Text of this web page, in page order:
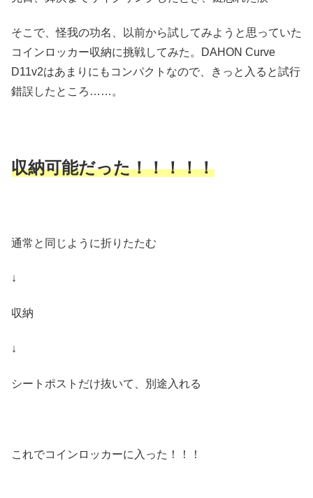
そこで、怪我の功名、以前から試してみようと思っていた
コインロッカー収納に挑戦してみた。DAHON Curve
D11v2はあまりにもコンパクトなので、きっと入ると試行
錯誤したところ……。
収納可能だった！！！！！
通常と同じように折りたたむ
↓
収納
↓
シートポストだけ抜いて、別途入れる
これでコインロッカーに入った！！！